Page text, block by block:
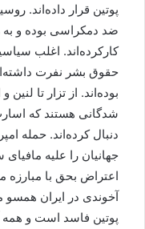
پوتین قرار داده‌اند.
ضد دمکراسی بوده و به
کارکرده‌اند. اغلب
حقوق بشر نفرت
بوده‌اند. از تزار تا
شدگانی هستند که
دنبال کرده‌اند. حمله
جهانیان را علیه
اعتراض بحق با
آخوندی در ایران همسو
پوتین فاسد است و